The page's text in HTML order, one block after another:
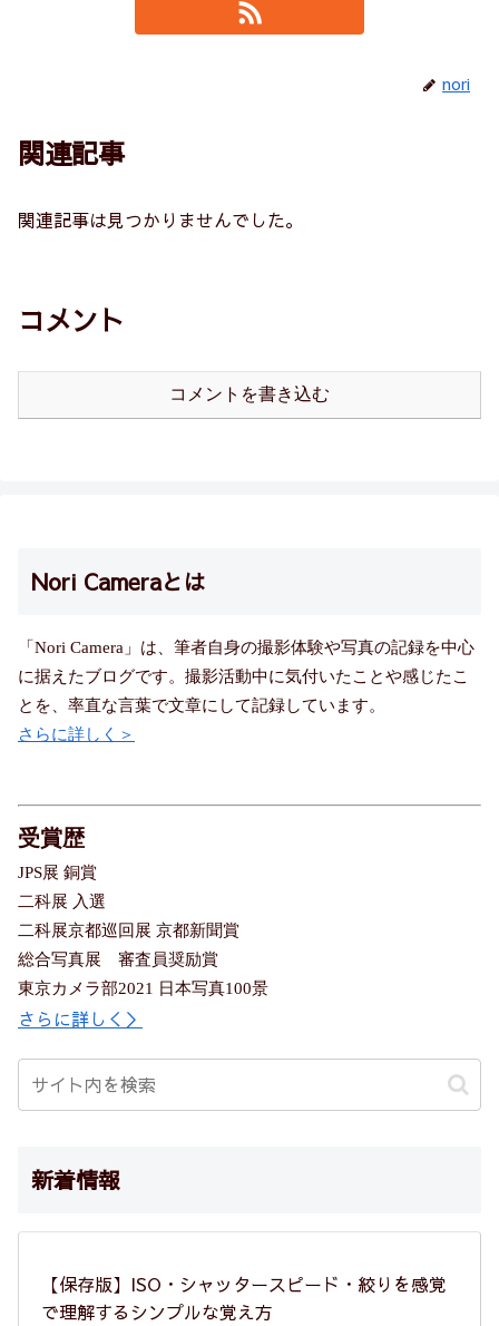
nori
関連記事
関連記事は見つかりませんでした。
コメント
コメントを書き込む
Nori Cameraとは
「Nori Camera」は、筆者自身の撮影体験や写真の記録を中心
に据えたブログです。撮影活動中に気付いたことや感じたこ
とを、率直な言葉で文章にして記録しています。
さらに詳しく＞
受賞歴
JPS展 銅賞
二科展 入選
二科展京都巡回展 京都新聞賞
総合写真展 審査員奨励賞
東京カメラ部2021 日本写真100景
さらに詳しく＞
新着情報
【保存版】ISO・シャッタースピード・絞りを感覚
で理解するシンプルな覚え方